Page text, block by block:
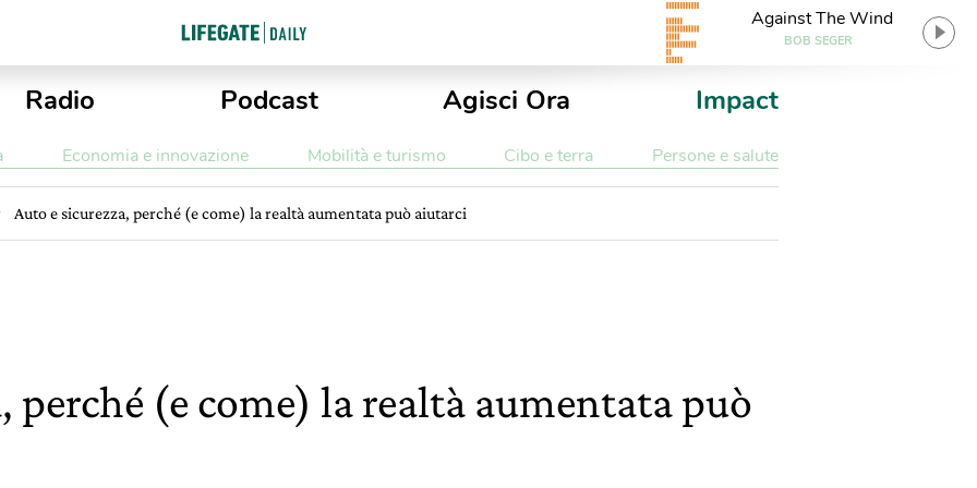
Against The Wind
BOB SEGER
Radio Podcast Agisci Ora Impact
Economia e innovazione Mobilità e turismo Cibo e terra Persone e salute
Auto e sicurezza, perché (e come) la realtà aumentata può aiutarci
perché (e come) la realtà aumentata può